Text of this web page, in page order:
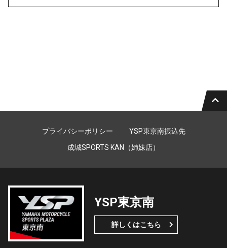
プライバシーポリシー
YSP東京南振込先
成城SPORTS KAN（姉妹店）
YSP東京南
詳しくはこちら